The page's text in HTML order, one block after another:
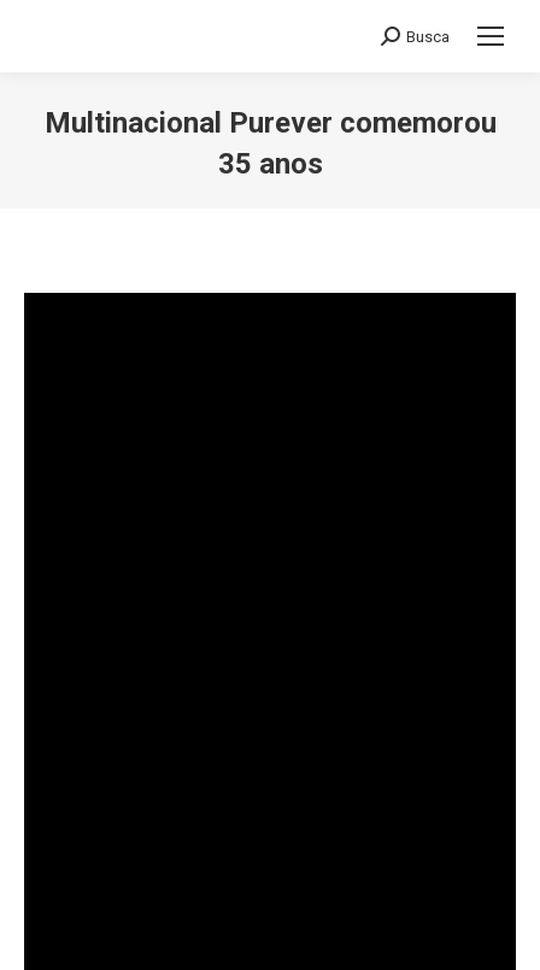
Search:
Busca
Multinacional Purever comemorou
35 anos